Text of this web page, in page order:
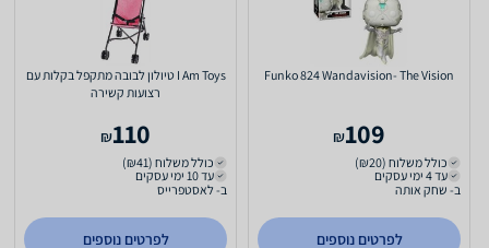
Funko 824 Wandavision- The Vision
109
₪
כולל משלוח (₪20)
עד 4 ימי עסקים
ב- שחק אותה
לפרטים נוספים
I Am Toys טיולון לבובה מתקפל בקלות עם
רצועות קשירה
110
₪
כולל משלוח (₪41)
עד 10 ימי עסקים
ב- לאסטפרייס
לפרטים נוספים